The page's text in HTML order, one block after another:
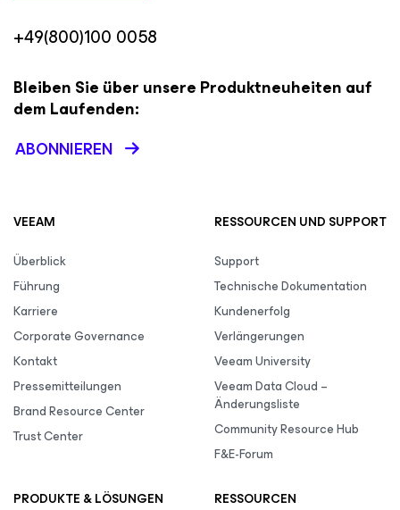
+49(800)100 0058
Bleiben Sie über unsere Produktneuheiten auf
dem Laufenden:
ABONNIEREN
VEEAM
Überblick
Führung
Karriere
Corporate Governance
Kontakt
Pressemitteilungen
Brand Resource Center
Trust Center
RESSOURCEN UND SUPPORT
Support
Technische Dokumentation
Kundenerfolg
Verlängerungen
Veeam University
Veeam Data Cloud –
Änderungsliste
Community Resource Hub
F&E-Forum
PRODUKTE & LÖSUNGEN
RESSOURCEN